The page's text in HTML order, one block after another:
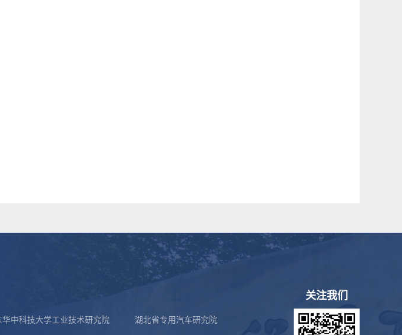
华中科技大学工业技术研究院 湖北省专用汽车研究院
关注我们